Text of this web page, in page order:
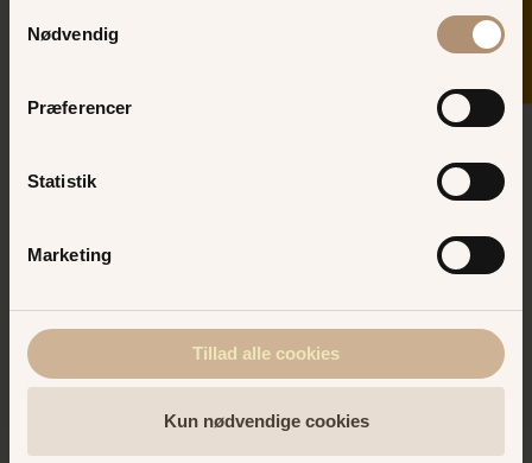
Nødvendig
Præferencer
Statistik
Marketing
Tillad alle cookies
Kun nødvendige cookies
Delfinspilet er et ekstra sjovt spil, hvor både store og
små kan være med! Hvem fanger flest delfiner?
LÆS MERE